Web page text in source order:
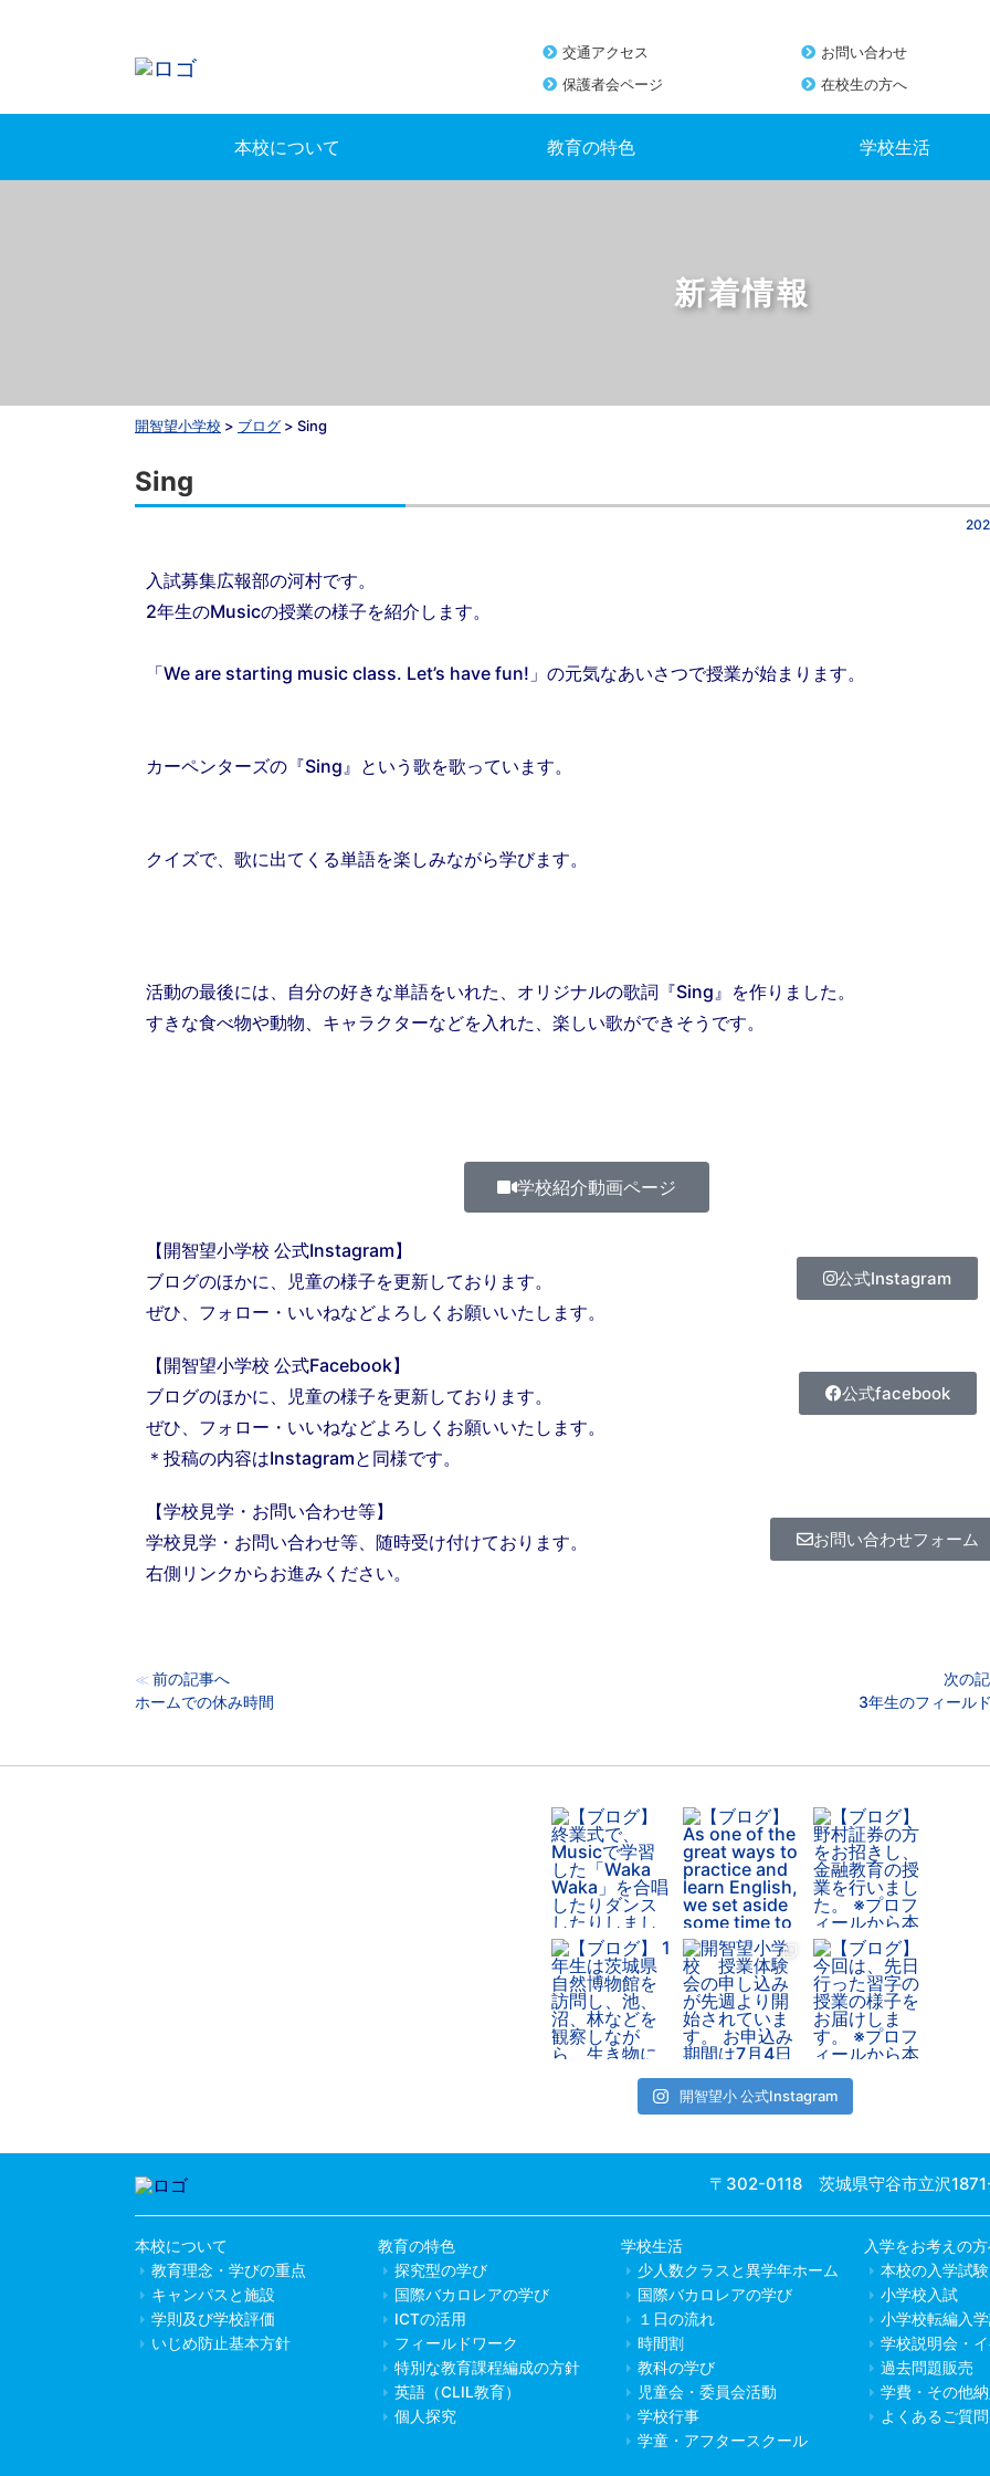
交通アクセス お問い合わせ
保護者会ページ
在校生の方へ
本校について 教育の特色 学校生活
新着情報
開智望小学校 > ブログ > Sing
Sing
入試募集広報部の河村です。
2年生のMusicの授業の様子を紹介します。
「We are starting music class. Let’s have fun!」の元気なあいさつで授業が始まります。
カーペンターズの『Sing』という歌を歌っています。
クイズで、歌に出てくる単語を楽しみながら学びます。
活動の最後には、自分の好きな単語をいれた、オリジナルの歌詞『Sing』を作りました。
すきな食べ物や動物、キャラクターなどを入れた、楽しい歌ができそうです。
学校紹介動画ページ
【開智望小学校 公式Instagram】
ブログのほかに、児童の様子を更新しております。
ぜひ、フォロー・いいねなどよろしくお願いいたします。
公式Instagram
【開智望小学校 公式Facebook】
ブログのほかに、児童の様子を更新しております。
ぜひ、フォロー・いいねなどよろしくお願いいたします。
＊投稿の内容はInstagramと同様です。
公式facebook
【学校見学・お問い合わせ等】
学校見学・お問い合わせ等、随時受け付けております。
右側リンクからお進みください。
お問い合わせフォーム
≪ 前の記事へ
ホームでの休み時間
次の
3年生のフィール
開智望小 公式Instagram
〒302-0118 茨城県守谷市立沢
本校について
教育理念・学びの重点
キャンパスと施設
学則及び学校評価
いじめ防止基本方針
教育の特色
探究型の学び
国際バカロレアの学び
ICTの活用
フィールドワーク
特別な教育課程編成の方針
英語（CLIL教育）
個人探究
学校生活
少人数クラスと異学年ホーム
国際バカロレアの学び
１日の流れ
時間割
教科の学び
児童会・委員会活動
学校行事
学童・アフタースクール
入学をお考えの
本校の入学試
小学校入試
小学校転編入
学校説明会・
過去問題販売
学費・その他
よくあるご質問